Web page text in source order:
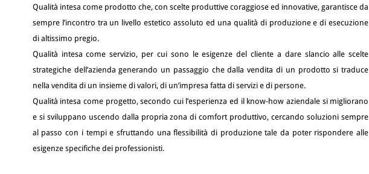
Qualità intesa come prodotto che, con scelte produttive coraggiose ed innovative, garantisce da
sempre l’incontro tra un livello estetico assoluto ed una qualità di produzione e di esecuzione
di altissimo pregio.
Qualità intesa come servizio, per cui sono le esigenze del cliente a dare slancio alle scelte
strategiche dell’azienda generando un passaggio che dalla vendita di un prodotto si traduce
nella vendita di un insieme di valori, di un’impresa fatta di servizi e di persone.
Qualità intesa come progetto, secondo cui l’esperienza ed il know-how aziendale si migliorano
e si sviluppano uscendo dalla propria zona di comfort produttivo, cercando soluzioni sempre
al passo con i tempi e sfruttando una flessibilità di produzione tale da poter rispondere alle
esigenze specifiche dei professionisti.